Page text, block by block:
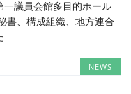
議員会館多目的ホール
書、構成組織、地方連合
NEWS